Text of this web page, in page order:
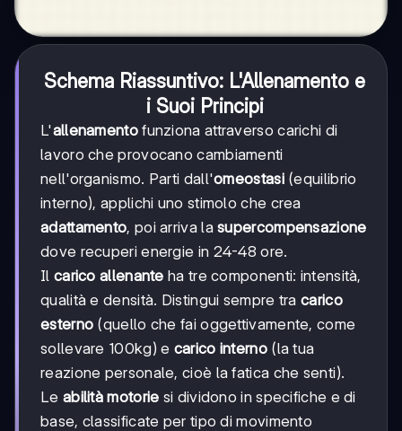
Schema Riassuntivo: L'Allenamento e
i Suoi Principi
L'allenamentofunziona attraverso carichi di
lavoro che provocano cambiamenti
nell'organismo. Parti dall'omeostasi(equilibrio
interno), applichi uno stimolo che crea
adattamento, poi arriva lasupercompensazione
dove recuperi energie in 24-48 ore.
Il carico allenante ha tre componenti: intensità,
qualità e densità. Distingui sempre tra carico
esterno (quello che fai oggettivamente, come
sollevare 100kg) e carico interno(la tua
reazione personale, cioè la fatica che senti).
Le abilità motorie si dividono in specifiche e di
base, classificate per tipo di movimento